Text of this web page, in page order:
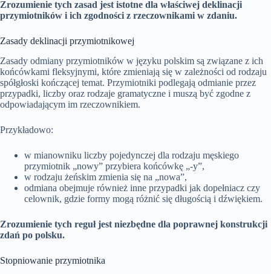
Zrozumienie tych zasad jest istotne dla właściwej deklinacji
przymiotników i ich zgodności z rzeczownikami w zdaniu.
Zasady deklinacji przymiotnikowej
Zasady odmiany przymiotników w języku polskim są związane z ich
końcówkami fleksyjnymi, które zmieniają się w zależności od rodzaju
spółgłoski kończącej temat. Przymiotniki podlegają odmianie przez
przypadki, liczby oraz rodzaje gramatyczne i muszą być zgodne z
odpowiadającym im rzeczownikiem.
Przykładowo:
w mianowniku liczby pojedynczej dla rodzaju męskiego
przymiotnik „nowy” przybiera końcówkę „-y”,
w rodzaju żeńskim zmienia się na „nowa”,
odmiana obejmuje również inne przypadki jak dopełniacz czy
celownik, gdzie formy mogą różnić się długością i dźwiękiem.
Zrozumienie tych reguł jest niezbędne dla poprawnej konstrukcji
zdań po polsku.
Stopniowanie przymiotnika